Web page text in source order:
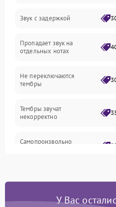
Подключения и интерфейсы
Педали и стойка
Аудио
Оптика
Звук с задержкой
Пропадает звук на
отдельных нотах
Не переключаются
тембры
Тембры звучат
некорректно
Самопроизвольно
У Вас